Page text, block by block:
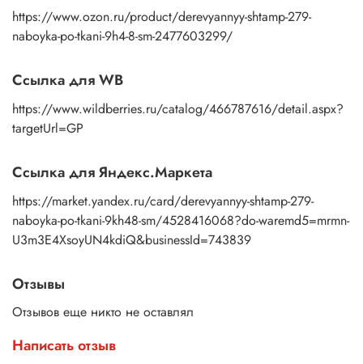
https://www.ozon.ru/product/derevyannyy-shtamp-279-
naboyka-po-tkani-9h4-8-sm-2477603299/
Ссылка для WB
https://www.wildberries.ru/catalog/466787616/detail.aspx?
targetUrl=GP
Ссылка для Яндекс.Маркета
https://market.yandex.ru/card/derevyannyy-shtamp-279-
naboyka-po-tkani-9kh48-sm/4528416068?do-waremd5=mrmn-
U3m3E4XsoyUN4kdiQ&businessId=743839
Отзывы
Отзывов еще никто не оставлял
Написать отзыв